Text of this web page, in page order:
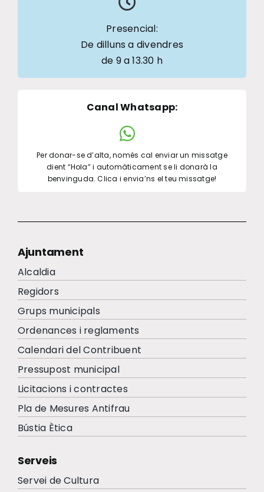
Presencial:
De dilluns a divendres
de 9 a 13.30 h
Canal Whatsapp:
Per donar-se d’alta, només cal enviar un missatge
dient “Hola” i automàticament se li donarà la
benvinguda. Clica i envia’ns el teu missatge!
Ajuntament
Alcaldia
Regidors
Grups municipals
Ordenances i reglaments
Calendari del Contribuent
Pressupost municipal
Licitacions i contractes
Pla de Mesures Antifrau
Bústia Ètica
Serveis
Servei de Cultura